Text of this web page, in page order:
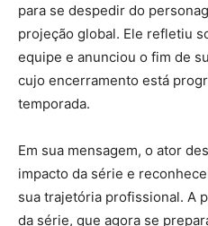
para se despedir do
projeção global. Ele refletiu
equipe e anunciou o fim de
cujo encerramento está
temporada.
Em sua mensagem, o ator
impacto da série e
sua trajetória profissional. A
da série, que agora se